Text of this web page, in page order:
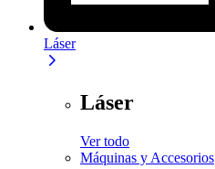
Láser
Láser
Ver todo
Máquinas y Accesorios